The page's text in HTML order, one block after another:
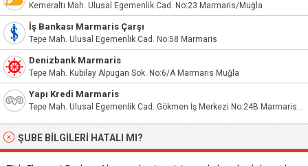
Kemeraltı Mah. Ulusal Egemenlik Cad. No:23 Marmaris/Muğla
İş Bankası Marmaris Çarşı
Tepe Mah. Ulusal Egemenlik Cad. No:58 Marmaris
Denizbank Marmaris
Tepe Mah. Kubilay Alpugan Sok. No:6/A Marmaris Muğla
Yapı Kredi Marmaris
Tepe Mah. Ulusal Egemenlik Cad. Gökmen İş Merkezi No:24B Marmaris / Muğla
ŞUBE BILGILERI HATALI MI?